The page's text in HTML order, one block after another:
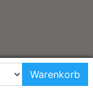
Warenkorb